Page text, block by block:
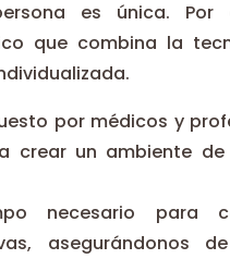
es única. Por
que combina la
por médicos y
crear un ambiente
necesario para
asegurándonos